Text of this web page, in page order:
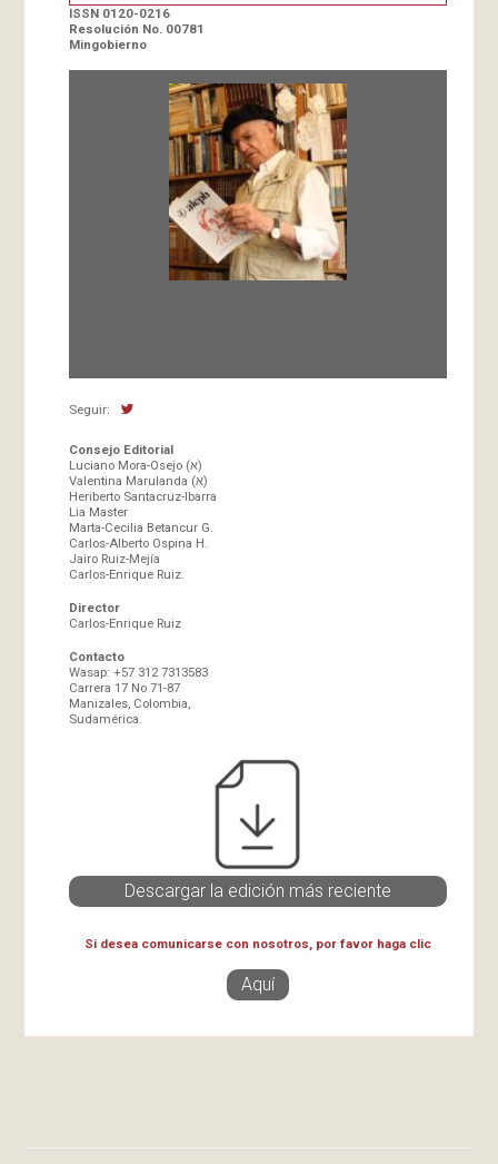
ISSN 0120-0216
Resolución No. 00781
Mingobierno
Seguir:
Consejo Editorial
Luciano Mora-Osejo (א)
Valentina Marulanda (א)
Heriberto Santacruz-Ibarra
Lia Master
Marta-Cecilia Betancur G.
Carlos-Alberto Ospina H.
Jairo Ruiz-Mejía
Carlos-Enrique Ruiz.
Director
Carlos-Enrique Ruiz
Contacto
Wasap: +57 312 7313583
Carrera 17 No 71-87
Manizales, Colombia,
Sudamérica.
Descargar la edición más reciente
Si desea comunicarse con nosotros, por favor haga clic
Aquí